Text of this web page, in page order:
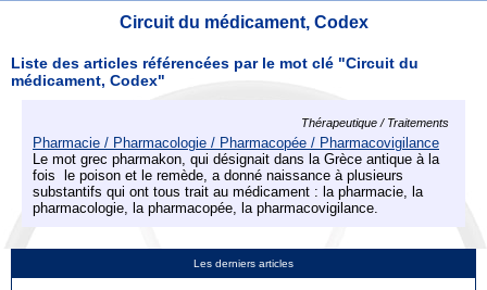
Les derniers articles
Circuit du médicament, Codex
Liste des articles référencées par le mot clé "Circuit du
médicament, Codex"
Thérapeutique / Traitements
Pharmacie / Pharmacologie / Pharmacopée / Pharmacovigilance
Le mot grec pharmakon, qui désignait dans la Grèce antique à la
fois le poison et le remède, a donné naissance à plusieurs
substantifs qui ont tous trait au médicament : la pharmacie, la
pharmacologie, la pharmacopée, la pharmacovigilance.